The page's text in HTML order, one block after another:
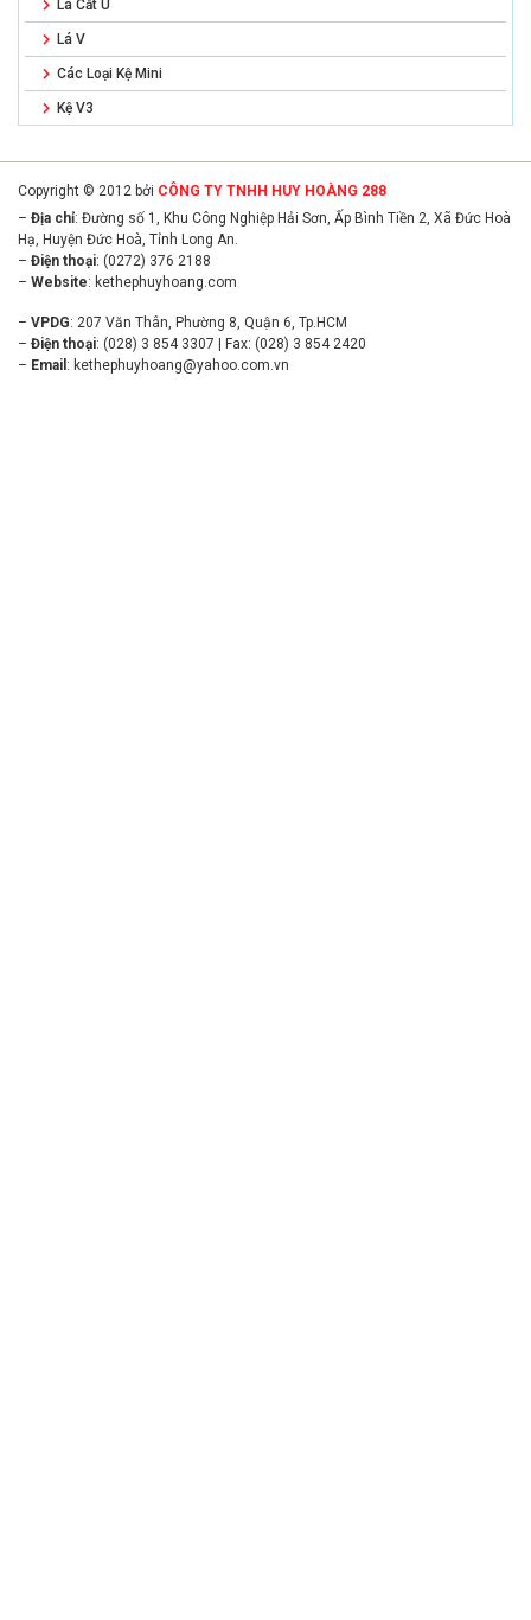
Lá Cắt U
Lá V
Các Loại Kệ Mini
Kệ V3
Copyright © 2012 bởi CÔNG TY TNHH HUY HOÀNG 288
– Địa chỉ: Đường số 1, Khu Công Nghiệp Hải Sơn, Ấp Bình Tiền 2, Xã Đức Hoà
Hạ, Huyện Đức Hoà, Tỉnh Long An.
– Điện thoại: (0272) 376 2188
– Website: kethephuyhoang.com
– VPDG: 207 Văn Thân, Phường 8, Quận 6, Tp.HCM
– Điện thoại: (028) 3 854 3307 | Fax: (028) 3 854 2420
– Email : kethephuyhoang@yahoo.com.vn